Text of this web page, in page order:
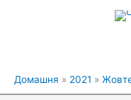
Домашня 2021